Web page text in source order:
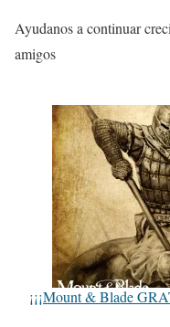
Ayudanos a continuar
amigos
¡¡¡Mount & Blade